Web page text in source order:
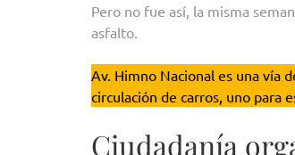
Pero no fue así, la misma
asfalto.
Av. Himno Nacional es una vía
circulación de carros, uno para
Ciudadanía